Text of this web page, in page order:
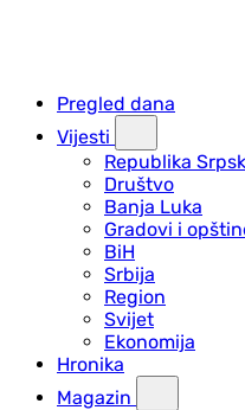
Pregled dana
Vijesti
Republika
Društvo
Banja Luka
Gradovi i
BiH
Srbija
Region
Svijet
Ekonomija
Hronika
Magazin